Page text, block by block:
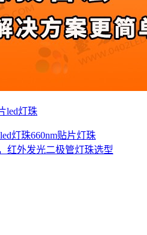
led灯珠
灯珠660nm贴片灯珠
红外发光二极管灯珠选型